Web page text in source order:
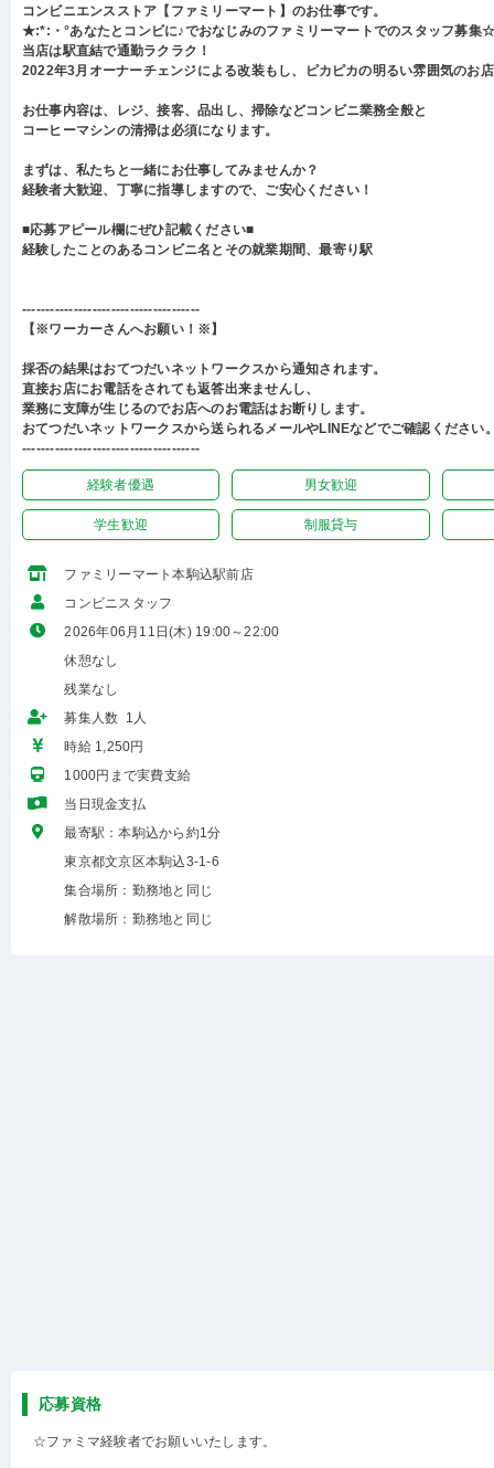
コンビニエンスストア【ファミリーマート】のお仕事です。
★:*:・°あなたとコンビに♪でおなじみのファミリーマートでのスタッフ募集
当店は駅直結で通勤ラクラク！
2022年3月オーナーチェンジによる改装もし、ピカピカの明るい雰囲気のお
お仕事内容は、レジ、接客、品出し、掃除などコンビニ業務全般と
コーヒーマシンの清掃は必須になります。
まずは、私たちと一緒にお仕事してみませんか？
経験者大歓迎、丁寧に指導しますので、ご安心ください！
■応募アピール欄にぜひ記載ください■
経験したことのあるコンビニ名とその就業期間、最寄り駅
--------------------------------------
【※ワーカーさんへお願い！※】
採否の結果はおてつだいネットワークスから通知されます。
直接お店にお電話をされても返答出来ませんし、
業務に支障が生じるのでお店へのお電話はお断りします。
おてつだいネットワークスから送られるメールやLINEなどでご確認ください
--------------------------------------
経験者優遇 男女歓迎
学生歓迎 制服貸与
ファミリーマート本駒込駅前店
コンビニスタッフ
2026年06月11日(木) 19:00～22:00
休憩なし
残業なし
募集人数 1人
時給 1,250円
1000円まで実費支給
当日現金支払
最寄駅：本駒込から約1分
東京都文京区本駒込3-1-6
集合場所：勤務地と同じ
解散場所：勤務地と同じ
応募資格
☆ファミマ経験者でお願いいたします。